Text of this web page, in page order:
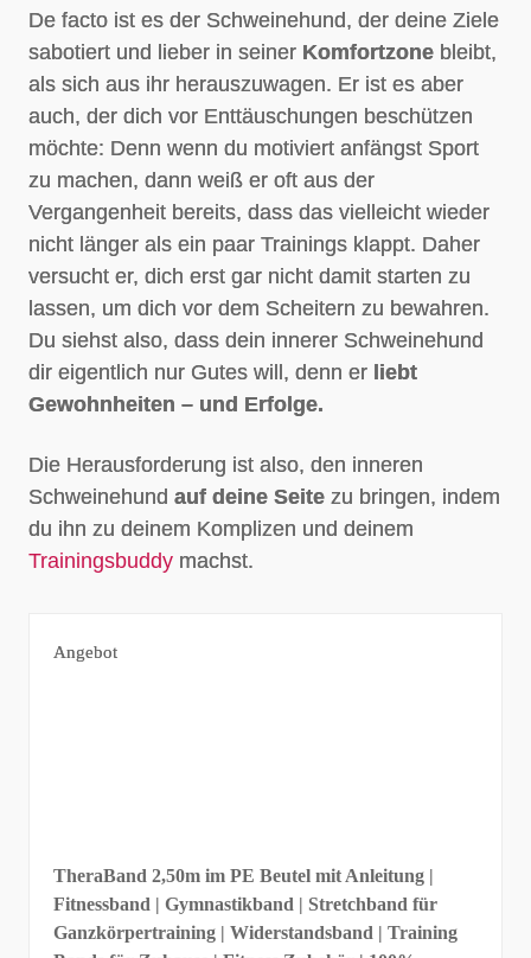
De facto ist es der Schweinehund, der deine Ziele
sabotiert und lieber in seiner Komfortzone bleibt,
als sich aus ihr herauszuwagen. Er ist es aber
auch, der dich vor Enttäuschungen beschützen
möchte: Denn wenn du motiviert anfängst Sport
zu machen, dann weiß er oft aus der
Vergangenheit bereits, dass das vielleicht wieder
nicht länger als ein paar Trainings klappt. Daher
versucht er, dich erst gar nicht damit starten zu
lassen, um dich vor dem Scheitern zu bewahren.
Du siehst also, dass dein innerer Schweinehund
dir eigentlich nur Gutes will, denn er liebt
Gewohnheiten – und Erfolge.
Die Herausforderung ist also, den inneren
Schweinehund auf deine Seite zu bringen, indem
du ihn zu deinem Komplizen und deinem
Trainingsbuddy machst.
Angebot
TheraBand 2,50m im PE Beutel mit Anleitung |
Fitnessband | Gymnastikband | Stretchband für
Ganzkörpertraining | Widerstandsband | Training